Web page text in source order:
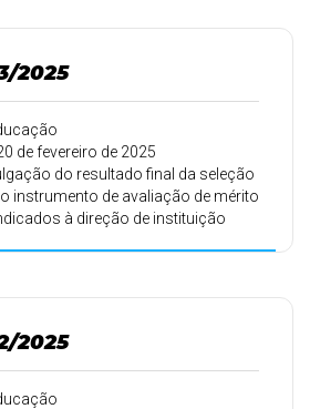
2025
de fevereiro de 2025
do resultado final da seleção
instrumento de avaliação de mérito
à direção de instituição
2025